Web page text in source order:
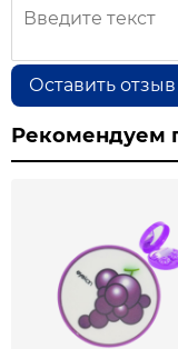
Оставить
Рекомендуем